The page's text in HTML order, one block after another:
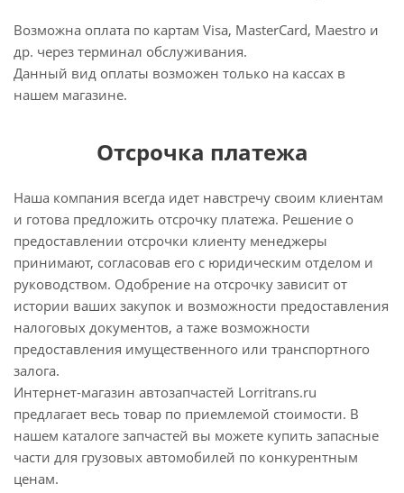
Возможна оплата по картам Visa, MasterCard, Maestro и
др. через терминал обслуживания.
Данный вид оплаты возможен только на кассах в
нашем магазине.
Отсрочка платежа
Наша компания всегда идет навстречу своим клиентам
и готова предложить отсрочку платежа. Решение о
предоставлении отсрочки клиенту менеджеры
принимают, согласовав его с юридическим отделом и
руководством. Одобрение на отсрочку зависит от
истории ваших закупок и возможности предоставления
налоговых документов, а таже возможности
предоставления имущественного или транспортного
залога.
Интернет-магазин автозапчастей Lorritrans.ru
предлагает весь товар по приемлемой стоимости. В
нашем каталоге запчастей вы можете купить запасные
части для грузовых автомобилей по конкурентным
ценам.